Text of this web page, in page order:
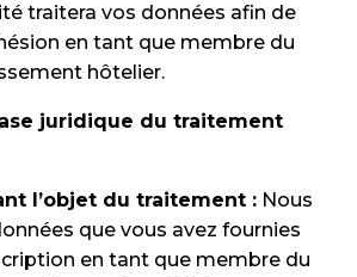
traitera vos données afin de
en tant que membre du
hôtelier.
juridique du traitement
l’objet du traitement : Nous
que vous avez fournies
en tant que membre du